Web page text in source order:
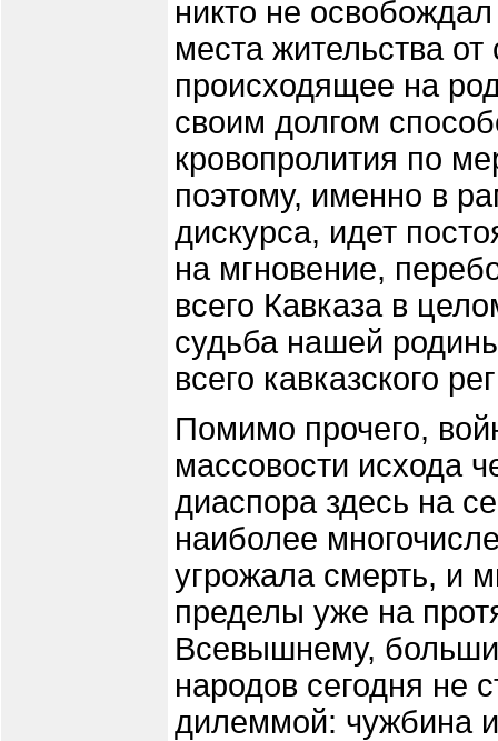
никто не
места жительства
происходящее на
своим долгом
кровопролития по
поэтому, именно в
дискурса, идет
на мгновение,
всего Кавказа в
судьба нашей
всего кавказского
Помимо прочего,
массовости исхода
диаспора здесь на
наиболее
угрожала смерть, и
пределы уже на
Всевышнему,
народов сегодня не
дилеммой: чужбина